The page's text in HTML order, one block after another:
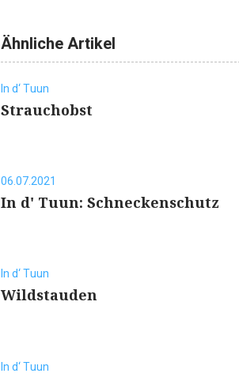
Ähnliche Artikel
In d‘ Tuun
Strauchobst
06.07.2021
In d' Tuun: Schneckenschutz
In d‘ Tuun
Wildstauden
In d‘ Tuun